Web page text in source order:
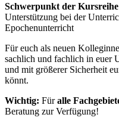
Schwerpunkt der
Unterstützung bei der
Epochenunterricht
Für euch als neuen
sachlich und fachlich in euer
und mit größerer Sicherheit
könnt.
Wichtig: Füralle
Beratung zur Verfügung!